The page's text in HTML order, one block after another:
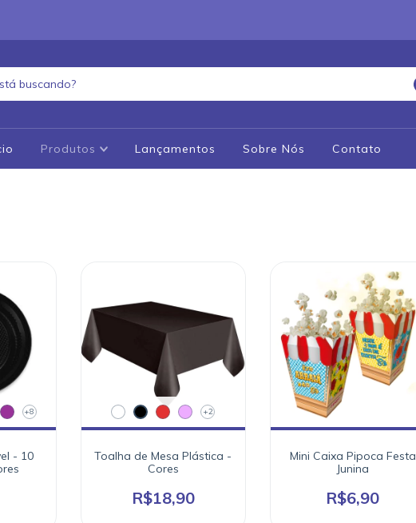
Produtos Lançamentos Sobre Nós Contato
+8
- 10
+2
Toalha de Mesa Plástica -
Cores
R$18,90
Mini Caixa Pipoca Festa
Junina
R$6,90